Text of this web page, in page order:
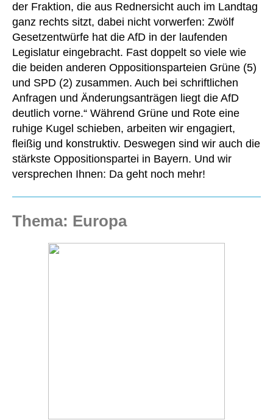
der Fraktion, die aus Rednersicht auch im Landtag
ganz rechts sitzt, dabei nicht vorwerfen: Zwölf
Gesetzentwürfe hat die AfD in der laufenden
Legislatur eingebracht. Fast doppelt so viele wie
die beiden anderen Oppositionsparteien Grüne (5)
und SPD (2) zusammen. Auch bei schriftlichen
Anfragen und Änderungsanträgen liegt die AfD
deutlich vorne.“ Während Grüne und Rote eine
ruhige Kugel schieben, arbeiten wir engagiert,
fleißig und konstruktiv. Deswegen sind wir auch die
stärkste Oppositionspartei in Bayern. Und wir
versprechen Ihnen: Da geht noch mehr!
Thema: Europa